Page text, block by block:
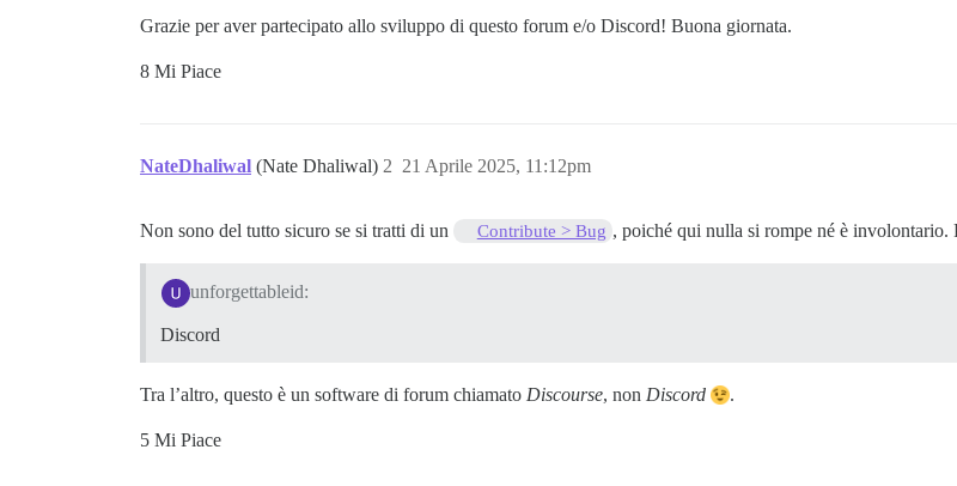
Grazie per aver partecipato allo sviluppo di questo forum e/o Discord! Buona giornata.
8 Mi Piace
NateDhaliwal (Nate Dhaliwal) 21 Aprile 2025, 11:12pm
2
Non sono del tutto sicuro se si tratti di un Contribute > Bug , poiché qui nulla si rompe né è involontario.
unforgettableid:
Discord
Tra l’altro, questo è un software di forum chiamato Discourse, non Discord .
5 Mi Piace